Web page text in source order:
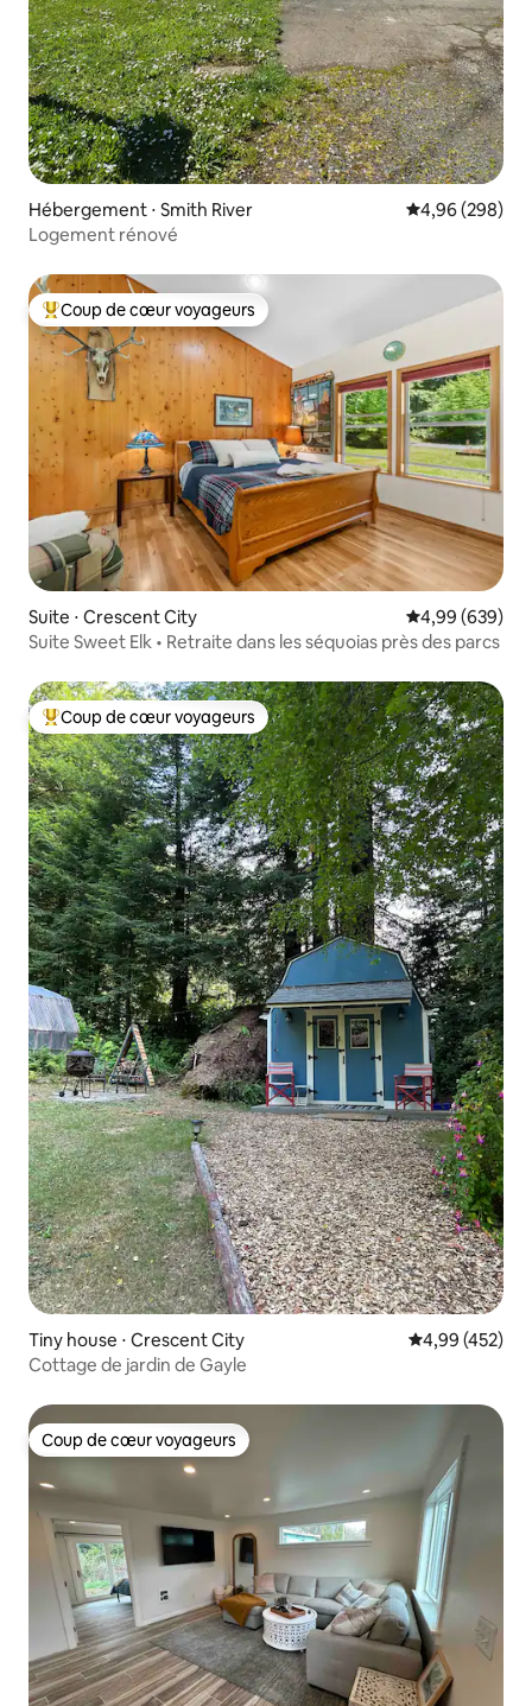
Hébergement ⋅ Smith River Évaluation
4,96 (298)
Logement rénové
Coups de cœur voyageurs les plus appréciés
Coup de cœur voyageurs
Suite ⋅ Crescent City Évaluation
4,99 (639)
Suite Sweet Elk • Retraite dans les séquoias près des parcs
Coups de cœur voyageurs les plus appréciés
Coup de cœur voyageurs
Tiny house ⋅ Crescent City Évaluation
4,99 (452)
Cottage de jardin de Gayle
Coup de cœur voyageurs
Coup de cœur voyageurs